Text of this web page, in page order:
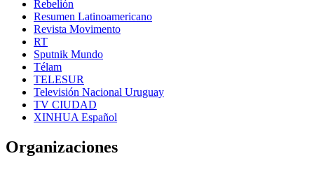
Rebelión
Resumen Latinoamericano
Revista Movimento
RT
Sputnik Mundo
Télam
TELESUR
Televisión Nacional Uruguay
TV CIUDAD
XINHUA Español
Organizaciones